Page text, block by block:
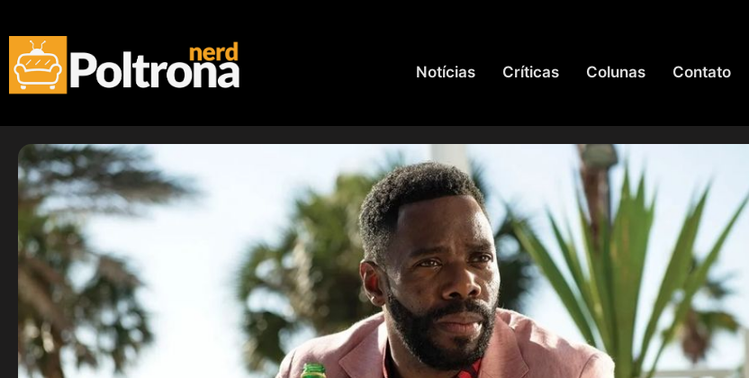
Notícias Críticas Colunas Contato